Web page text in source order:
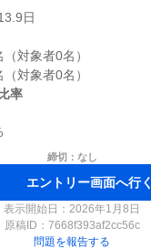
対象者0名）
率
締切：なし
エントリー画面へ行く
表示開始日：2026年1月8日
原稿ID： 7668f393af2cc56c
問題を報告する